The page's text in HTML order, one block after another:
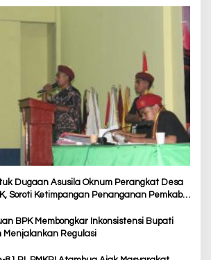
Dugaan Asusila Oknum Perangkat Desa
Soroti Ketimpangan Penanganan Pemkab
BPK Membongkar Inkonsistensi Bupati
Menjalankan Regulasi